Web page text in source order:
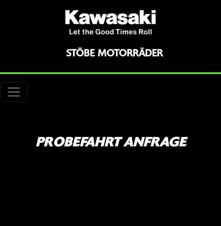
STÖBE MOTORRÄDER
PROBEFAHRT ANFRAGE